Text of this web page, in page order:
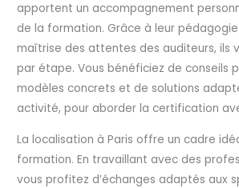
apportent un accompagnement
de la formation. Grâce à leur
maîtrise des attentes des auditeurs, ils
par étape. Vous bénéficiez de conseils
modèles concrets et de solutions
activité, pour aborder la certification
La localisation à Paris offre un cadre
formation. En travaillant avec des
vous profitez d’échanges adaptés aux